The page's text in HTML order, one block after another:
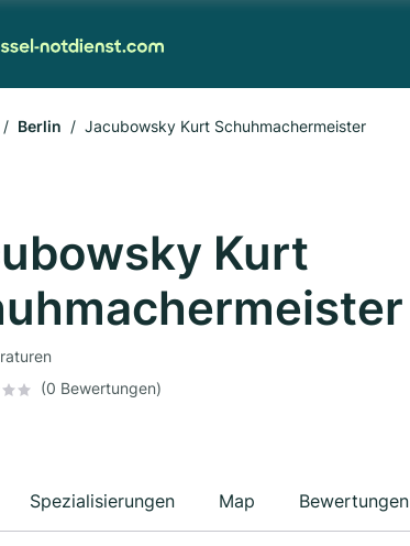
Berlin Jacubowsky Kurt Schuhmachermeister
Kurt
(0 Bewertungen)
Spezialisierungen Map Bewertungen